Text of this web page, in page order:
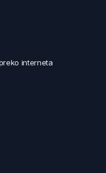
interneta